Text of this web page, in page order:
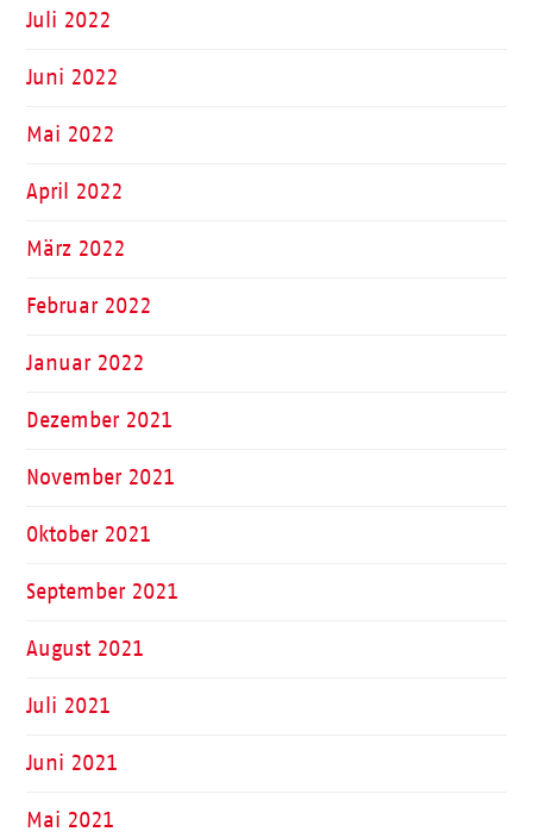
Juli 2022
Juni 2022
Mai 2022
April 2022
März 2022
Februar 2022
Januar 2022
Dezember 2021
November 2021
Oktober 2021
September 2021
August 2021
Juli 2021
Juni 2021
Mai 2021